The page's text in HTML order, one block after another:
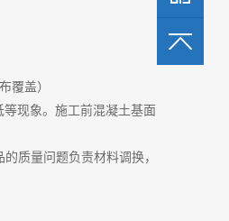
覆盖）
现象。施工前混凝土基面
质量问题负责材料调换，